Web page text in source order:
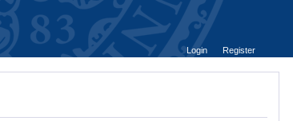
Login
Register